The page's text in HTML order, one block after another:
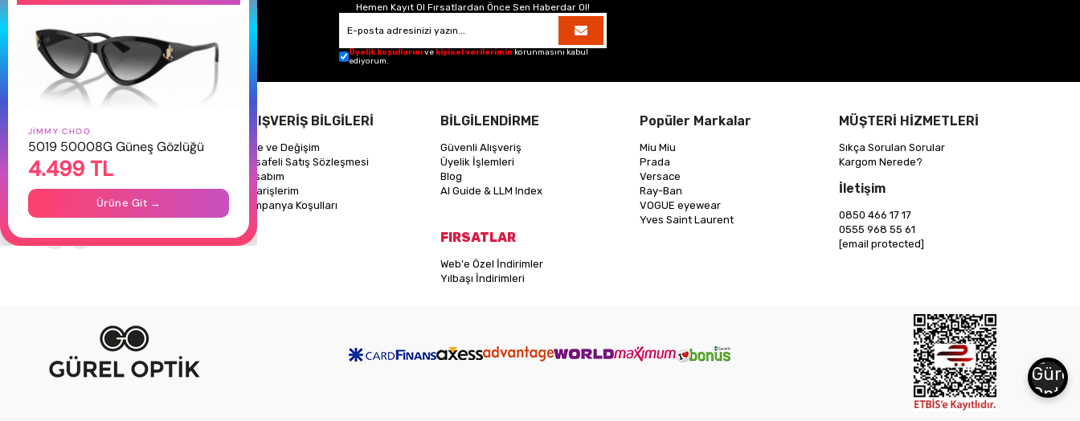
Hemen Kayıt Ol Fırsatlardan Önce Sen Haberdar Ol!
Üyelik koşullarınıve kişisel verilerimin korunmasını kabul
ediyorum.
Hakkımızda
Gizlilik Politikası
İletişim
Mağazalarımız
Takipte Kal
ALIŞVERİŞ BİLGİLERİ
İade ve Değişim
Mesafeli Satış Sözleşmesi
Hesabım
Siparişlerim
Kampanya Koşulları
BİLGİLENDİRME
Güvenli Alışveriş
Üyelik İşlemleri
Blog
AI Guide & LLM Index
FIRSATLAR
Web'e Özel İndirimler
Yılbaşı İndirimleri
Popüler Markalar
Miu Miu
Prada
Versace
Ray-Ban
VOGUE eyewear
Yves Saint Laurent
MÜŞTERİ HİZMETLERİ
Sıkça Sorulan Sorular
Kargom Nerede?
İletişim
0850 466 17 17
0555 968 55 61
[email protected]
JIMMY CHOO
5019 50008G Güneş Gözlüğü
4.499 TL
Ürüne Git →